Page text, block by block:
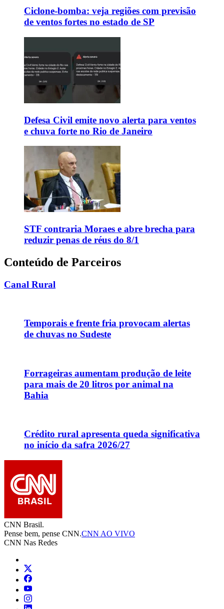
Ciclone-bomba: veja regiões com previsão
de ventos fortes no estado de SP
Defesa Civil emite novo alerta para ventos
e chuva forte no Rio de Janeiro
STF contraria Moraes e abre brecha para
reduzir penas de réus do 8/1
Conteúdo de Parceiros
Canal Rural
Temporais e frente fria provocam alertas
de chuvas no Sudeste
Forrageiras aumentam produção de leite
para mais de 20 litros por animal na
Bahia
Crédito rural apresenta queda significativa
no início da safra 2026/27
CNN Brasil.
Pense bem, pense CNN.CNN AO VIVO
CNN Nas Redes